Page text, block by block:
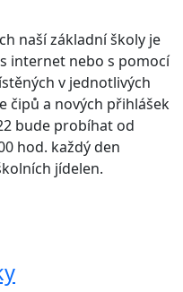
naší základní školy je
internet nebo s pomocí
v jednotlivých
čipů a nových přihlášek
bude probíhat od
hod. každý den
jídelen.